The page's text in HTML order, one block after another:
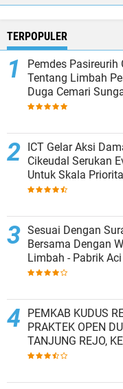
TERPOPULER
Pemdes Pasireurih
Tentang Limbah
Duga Cemari
Kesepakatan Tutup
ICT Gelar Aksi
Cikeudal Serukan Evaluasi APBD 9,49 M
Untuk Skala
Dasar Masyarakat
Sesuai Dengan
Bersama Dengan
Limbah - Pabrik
Penampungan Air
PEMKAB KUDUS RESMI
PRAKTEK OPEN
TANJUNG REJO,